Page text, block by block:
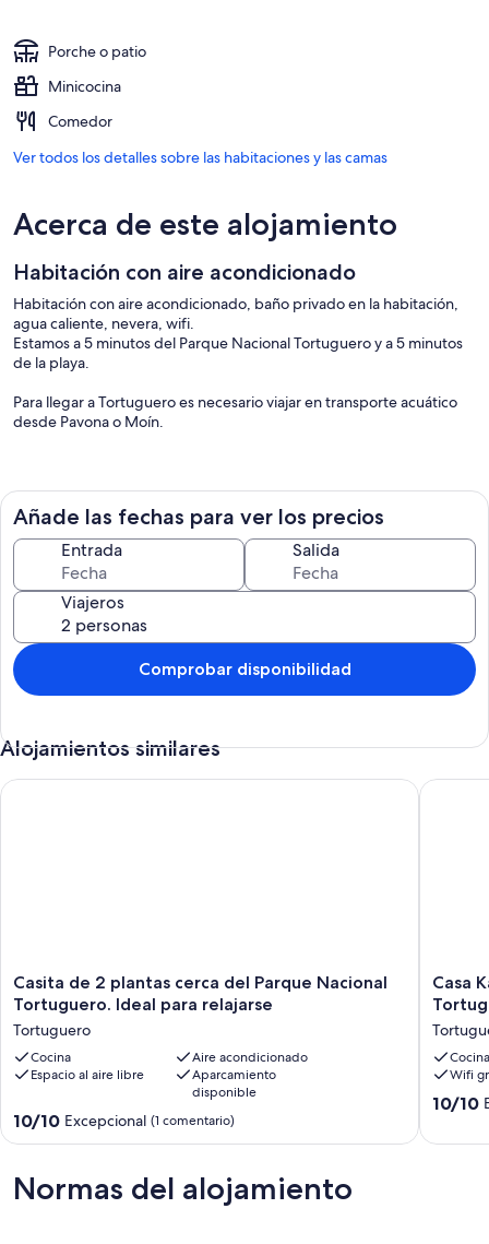
Porche o patio
Minicocina
Comedor
Ver todos los detalles sobre las habitaciones y las camas
Acerca de este alojamiento
Habitación con aire acondicionado
Habitación con aire acondicionado, baño privado en la habitación,
agua caliente, nevera, wifi.
Estamos a 5 minutos del Parque Nacional Tortuguero y a 5 minutos
de la playa.
Para llegar a Tortuguero es necesario viajar en transporte acuático
desde Pavona o Moín.
Añade las fechas para ver los precios
Entrada Salida
Viajeros
Comprobar disponibilidad
Alojamientos similares
Casita
de
plantas
cerca
del
Nacional
para
relajarse
Casita de 2 plantas cerca del Parque Nacional
Tortuguero. Ideal para relajarse
Tortuguero
Cocina
Aire acondicionado
Espacio al aire libre
Aparcamiento
disponible
10.0
sobre
Excepcional,
(1 comentario)
10/10 Excepcional (1 comentario)
Casita de 2 plantas cerca del Parque Nacional Tortuguero.
Casa
ubicada
en
el
centro
de
Casa
Cocina
Wifi
10.0
10,
10/10
Casa
Normas del alojamiento